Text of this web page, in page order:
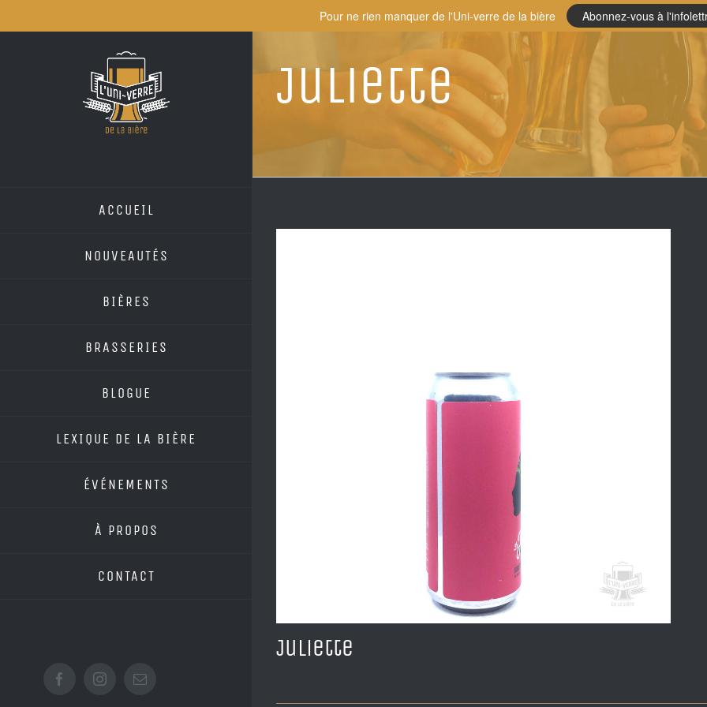
to
ACCUEIL
NOUVEAUTÉS
BIÈRES
BRASSERIES
BLOGUE
LEXIQUE DE LA BIÈRE
ÉVÉNEMENTS
À PROPOS
CONTACT
FacebookInstagramEmail
Juliette
Juliette
Pour ne rien manquer de l'Uni-verre de la bière Abonnez-vous à